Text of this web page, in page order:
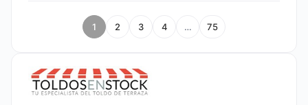
1 2 3 4 … 75